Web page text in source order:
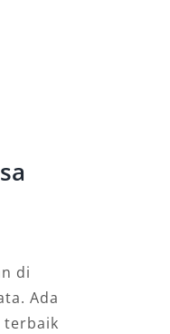
di
Ada
terbaik